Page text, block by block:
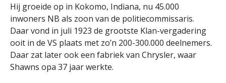
Hij groeide op in Kokomo, Indiana, nu 45.000
inwoners NB als zoon van de politiecommissaris.
Daar vond in juli 1923 de grootste Klan-vergadering
ooit in de VS plaats met zo’n 200-300.000 deelnemers.
Daar zat later ook een fabriek van Chrysler, waar
Shawns opa 37 jaar werkte.